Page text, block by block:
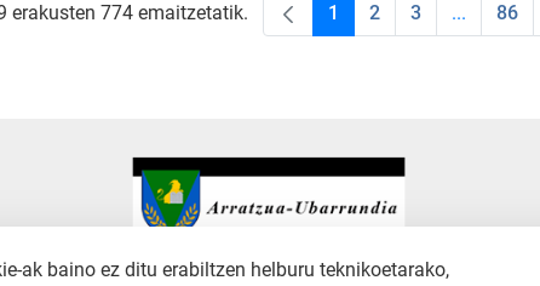
erakusten 774 emaitzetatik. Orrialdea
1 Orrialdea
2 Orrialdea
3 ... 86
ak baino ez ditu erabiltzen helburu teknikoetarako,